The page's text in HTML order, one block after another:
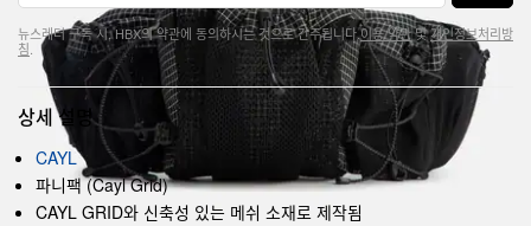
뉴스레터 구독 시, HBX의 약관에 동의하시는 것으로 간주됩니다.이용 약관및개인정보처리방
침
상세 설명
CAYL
파니팩 (Cayl Grid)
CAYL GRID와 신축성 있는 메쉬 소재로 제작됨